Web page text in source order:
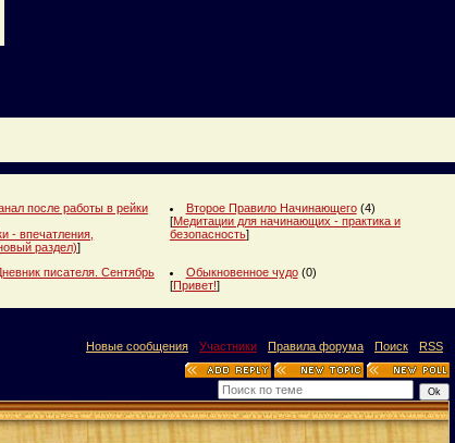
после работы в рейки
- впечатления,
раздел)]
Второе Правило Начинающего (4)
[Медитации для начинающих - практика и
безопасность]
писателя. Сентябрь
Обыкновенное чудо (0)
[Привет!]
[ Новые сообщения · Участники · Правила форума · Поиск · RSS ]